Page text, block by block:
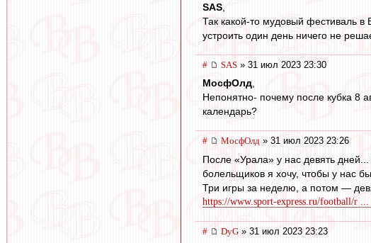
SAS
Так какой-то мудовый фестиваль
устроить один день ничего не
# SAS » 31 июл 2023 23:30
МосфОлд
Непонятно- почему после кубка 8
календарь?
# МосфОлд » 31 июл 2023 23:26
После «Урала» у нас девять
болельщиков я хочу, чтобы у нас
Три игры за неделю, а потом —
https://www.sport-express.ru/football/r
# DyG » 31 июл 2023 23:23